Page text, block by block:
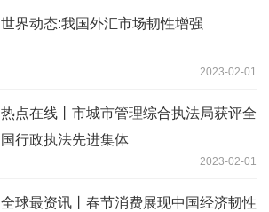
世界动态:我国外汇市场韧性增强
2023-02-01
热点在线丨市城市管理综合执法局获评全
国行政执法先进集体
2023-02-01
全球最资讯丨春节消费展现中国经济韧性